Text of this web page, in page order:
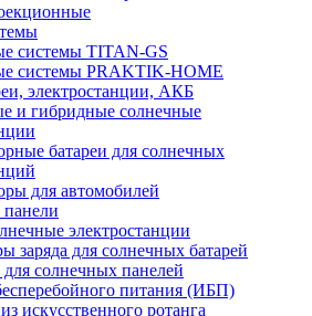
системы TITAN-GS
системы PRAKTIK-HOME
электростанции, АКБ
и гибридные солнечные
батареи для солнечных
для автомобилей
электростанции
заряда для солнечных батарей
солнечных панелей
питания (ИБП)
искусственного ротанга